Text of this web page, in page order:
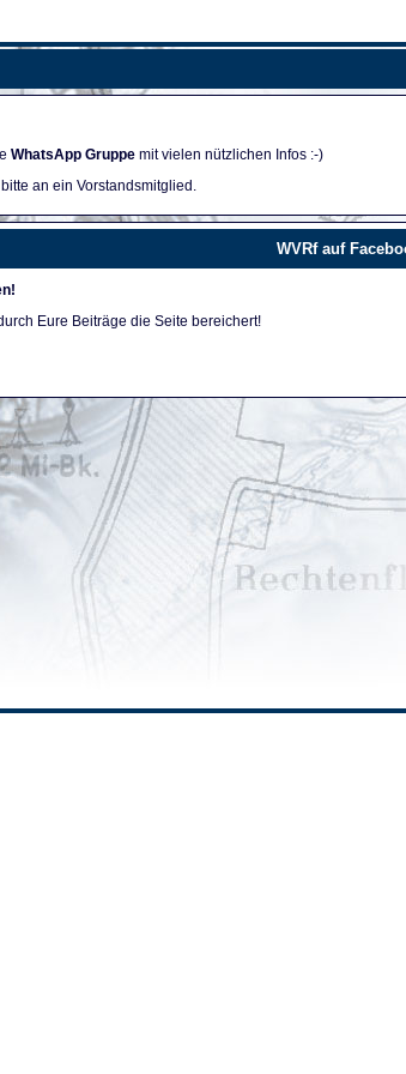
WhatsApp Gruppe mit vielen nützlichen Infos :-)
an ein Vorstandsmitglied.
WVRf auf
Eure Beiträge die Seite bereichert!